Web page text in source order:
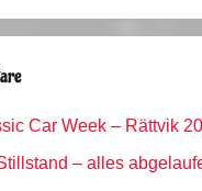
Car Week – Rättvik
– alles